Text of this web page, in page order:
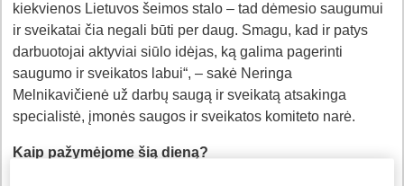
kiekvienos Lietuvos šeimos stalo – tad dėmesio saugumui
ir sveikatai čia negali būti per daug. Smagu, kad ir patys
darbuotojai aktyviai siūlo idėjas, ką galima pagerinti
saugumo ir sveikatos labui“, – sakė Neringa
Melnikavičienė už darbų saugą ir sveikatą atsakinga
specialistė, įmonės saugos ir sveikatos komiteto narė.
Kaip pažymėjome šią dieną?